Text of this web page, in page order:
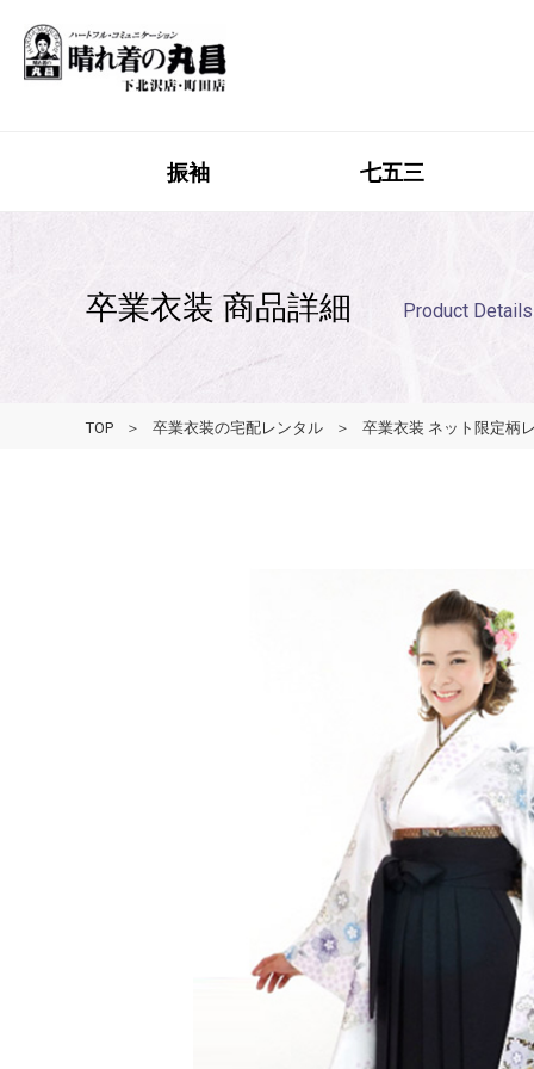
振袖 七五三
卒業衣装 商品詳細 Product Details
TOP 卒業衣装の宅配レンタル 卒業衣装 ネット限定柄